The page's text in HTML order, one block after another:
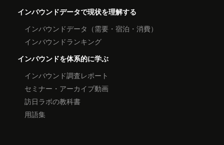
インバウンドデータで現状を理解する
インバウンドデータ（需要・宿泊・消費）
インバウンドランキング
インバウンドを体系的に学ぶ
インバウンド調査レポート
セミナー・アーカイブ動画
訪日ラボの教科書
用語集